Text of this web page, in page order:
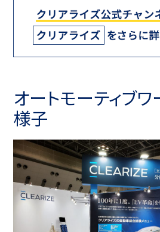
オートモーティブ
様子